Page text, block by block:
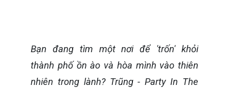
Bạn đang tìm một nơi để 'trốn' khỏi
thành phố ồn ào và hòa mình vào thiên
nhiên trong lành? Trũng - Party In The